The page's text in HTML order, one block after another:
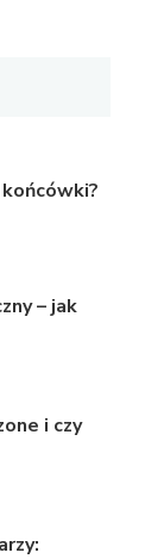
– jak
i czy